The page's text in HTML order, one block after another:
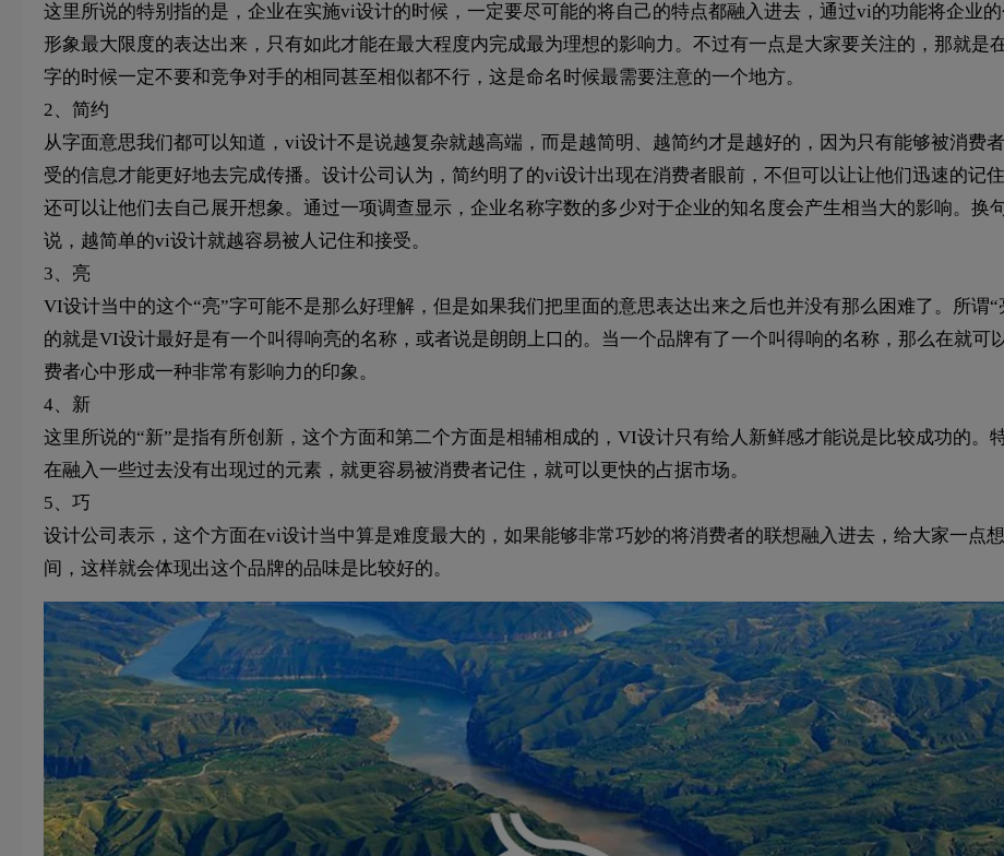
这里所说的特别指的是，企业在实施vi设计的时候，一定要尽可能的将自己的特点都融入进去，通过vi的功能将企业
形象最大限度的表达出来，只有如此才能在最大程度内完成最为理想的影响力。不过有一点是大家要关注的，那就是
字的时候一定不要和竞争对手的相同甚至相似都不行，这是命名时候最需要注意的一个地方。
2、简约
从字面意思我们都可以知道，vi设计不是说越复杂就越高端，而是越简明、越简约才是越好的，因为只有能够被消费
受的信息才能更好地去完成传播。设计公司认为，简约明了的vi设计出现在消费者眼前，不但可以让让他们迅速的记
还可以让他们去自己展开想象。通过一项调查显示，企业名称字数的多少对于企业的知名度会产生相当大的影响。换
说，越简单的vi设计就越容易被人记住和接受。
3、亮
VI设计当中的这个“亮”字可能不是那么好理解，但是如果我们把里面的意思表达出来之后也并没有那么困难了。所谓“
的就是VI设计最好是有一个叫得响亮的名称，或者说是朗朗上口的。当一个品牌有了一个叫得响的名称，那么在就可
费者心中形成一种非常有影响力的印象。
4、新
这里所说的“新”是指有所创新，这个方面和第二个方面是相辅相成的，VI设计只有给人新鲜感才能说是比较成功的。
在融入一些过去没有出现过的元素，就更容易被消费者记住，就可以更快的占据市场。
5、巧
设计公司表示，这个方面在vi设计当中算是难度最大的，如果能够非常巧妙的将消费者的联想融入进去，给大家一点
间，这样就会体现出这个品牌的品味是比较好的。